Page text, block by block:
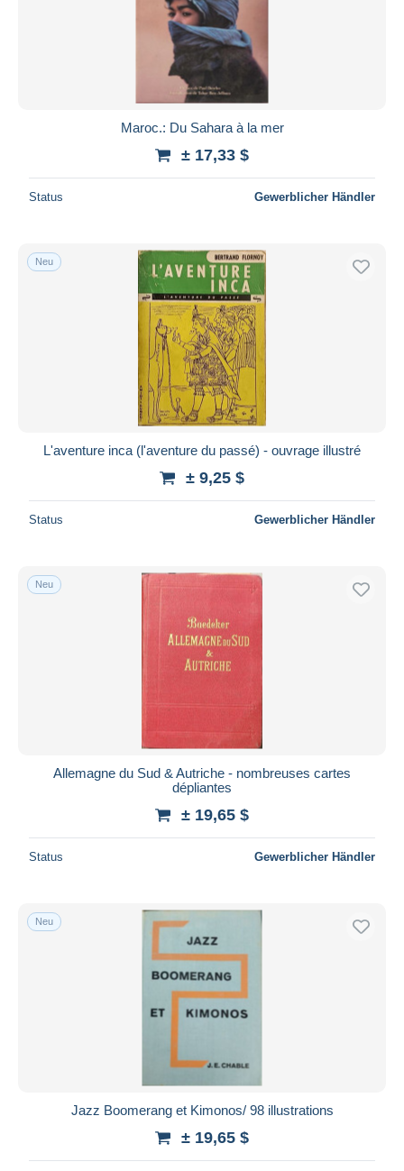
Maroc.: Du Sahara à la mer
± 17,33 $
Status Gewerblicher Händler
Neu
L'aventure inca (l'aventure du passé) - ouvrage illustré
± 9,25 $
Status Gewerblicher Händler
Neu
Allemagne du Sud & Autriche - nombreuses cartes
dépliantes
± 19,65 $
Status Gewerblicher Händler
Neu
Jazz Boomerang et Kimonos/ 98 illustrations
± 19,65 $